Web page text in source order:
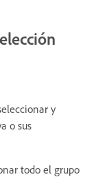
y
o sus
todo el grupo